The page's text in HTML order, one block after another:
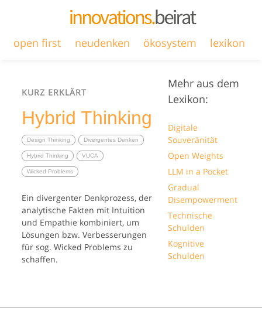
open first neudenken ökosystem lexikon
KURZ ERKLÄRT
Hybrid Thinking
Design Thinking Divergentes Denken
Hybrid Thinking VUCA
Wicked Problems
Ein divergenter Denkprozess, der
analytische Fakten mit Intuition
und Empathie kombiniert, um
Lösungen bzw. Verbesserungen
für sog. Wicked Problems zu
schaffen.
Mehr aus dem
Lexikon:
Digitale
Souveränität
Open Weights
LLM in a Pocket
Gradual
Disempowerment
Technische
Schulden
Kognitive
Schulden